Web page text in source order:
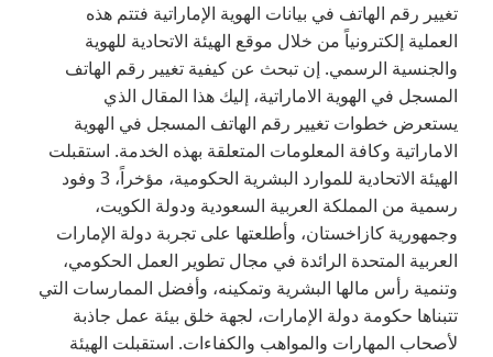
تغيير رقم الهاتف في بيانات الهوية الإماراتية فتتم هذه
العملية إلكترونياً من خلال موقع الهيئة الاتحادية للهوية
والجنسية الرسمي. إن تبحث عن كيفية تغيير رقم الهاتف
المسجل في الهوية الاماراتية، إليك هذا المقال الذي
يستعرض خطوات تغيير رقم الهاتف المسجل في الهوية
الاماراتية وكافة المعلومات المتعلقة بهذه الخدمة. استقبلت
الهيئة الاتحادية للموارد البشرية الحكومية، مؤخراً، 3 وفود
رسمية من المملكة العربية السعودية ودولة الكويت،
وجمهورية كازاخستان، وأطلعتها على تجربة دولة الإمارات
العربية المتحدة الرائدة في مجال تطوير العمل الحكومي،
وتنمية رأس مالها البشرية وتمكينه، وأفضل الممارسات التي
تتبناها حكومة دولة الإمارات، لجهة خلق بيئة عمل جاذبة
لأصحاب المهارات والمواهب والكفاءات. استقبلت الهيئة